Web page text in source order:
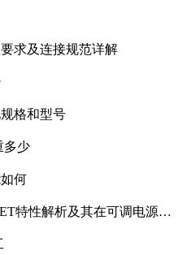
求及连接规范详解
格和型号
多少
何
特性解析及其在可调电源设